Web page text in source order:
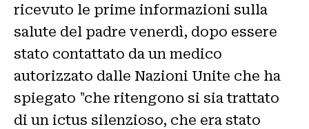
ricevuto le prime informazioni sulla
salute del padre venerdì, dopo essere
stato contattato da un medico
autorizzato dalle Nazioni Unite che ha
spiegato "che ritengono si sia trattato
di un ictus silenzioso, che era stato